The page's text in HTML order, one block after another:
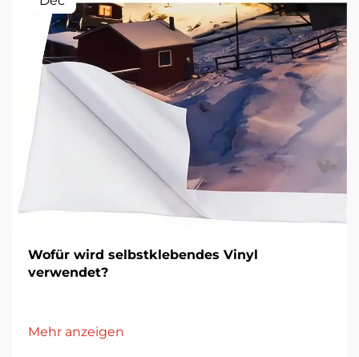
Wofür wird selbstklebendes Vinyl
verwendet?
Mehr anzeigen